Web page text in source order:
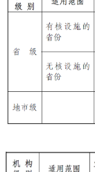
基本仪
开展辐
体、生
的环境质
（包括各
置设施、